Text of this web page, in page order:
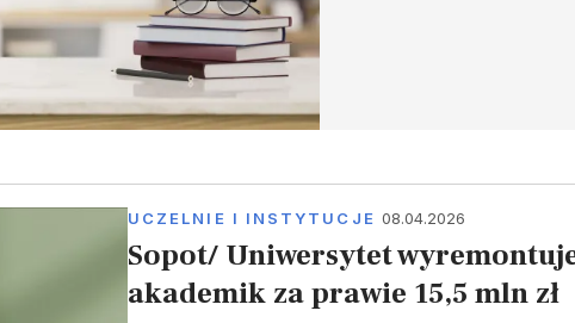
UCZELNIE I INSTYTUCJE 08.04.2026
Sopot/ Uniwersytet
akademik za prawie 15,5 mln zł